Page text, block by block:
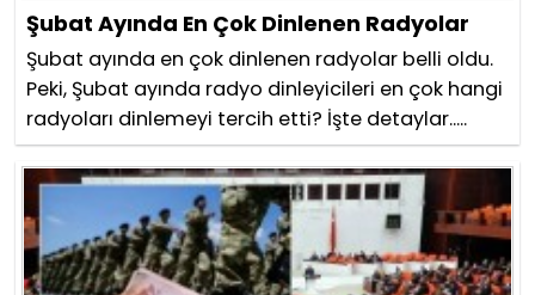
Şubat Ayında En Çok Dinlenen Radyolar
Şubat ayında en çok dinlenen radyolar belli oldu.
Peki, Şubat ayında radyo dinleyicileri en çok hangi
radyoları dinlemeyi tercih etti? İşte detaylar.....